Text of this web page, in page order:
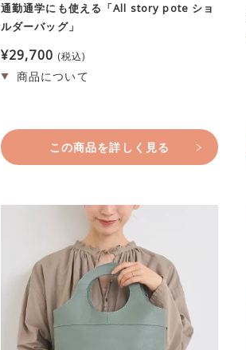
通勤通学にも使える「All story pote ショ
ルダーバッグ」
¥29,700 税込
この商品を詳しく見る